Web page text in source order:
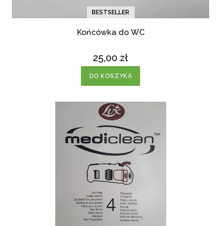
BESTSELLER
Końcówka do WC
Cena
25,00 zł
DO KOSZYKA